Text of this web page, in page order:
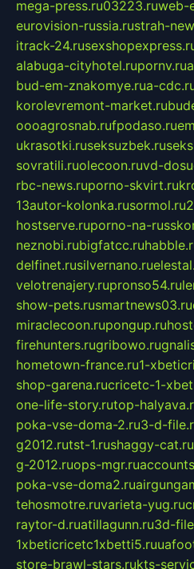
mega-press.ru03223.ruweb-
eurovision-russia.rustrah-
itrack-24.ru
alabuga-cityhotel.rupornv.ru
bud-em-znakomye.rua-
korolevremont-market.ru
oooagrosnab.rufpodaso.ru
ukrasotki.ruseksuzbek.ru
sovratili.ruolecoon.ruvd-
rbc-news.ruporno-skvirt.ru
13autor-kolonka.rusormol.ru
hostserve.ruporno-na-
neznobi.rubigfatcc.ru
delfinet.rusilvernano.ru
velotrenajery.rupronso54.ru
show-pets.rusmartnews03.ru
miraclecoon.rupongup.ru
firehunters.rugribowo.ru
hometown-france.ru1-
shop-garena.rucricetc-1-
one-life-story.rutop-
poka-vse-doma-2.ru3-d-
g2012.rutst-1.rushaggy-cat.ru
g-2012.ruops-mgr.ru
poka-vse-doma2.ru
tehosmotre.ruvarieta-yug.ru
raytor-d.ruatillagunn.ru3d-
1xbeticricetc1xbetti5.ru
store-brawl-stars.rukts-